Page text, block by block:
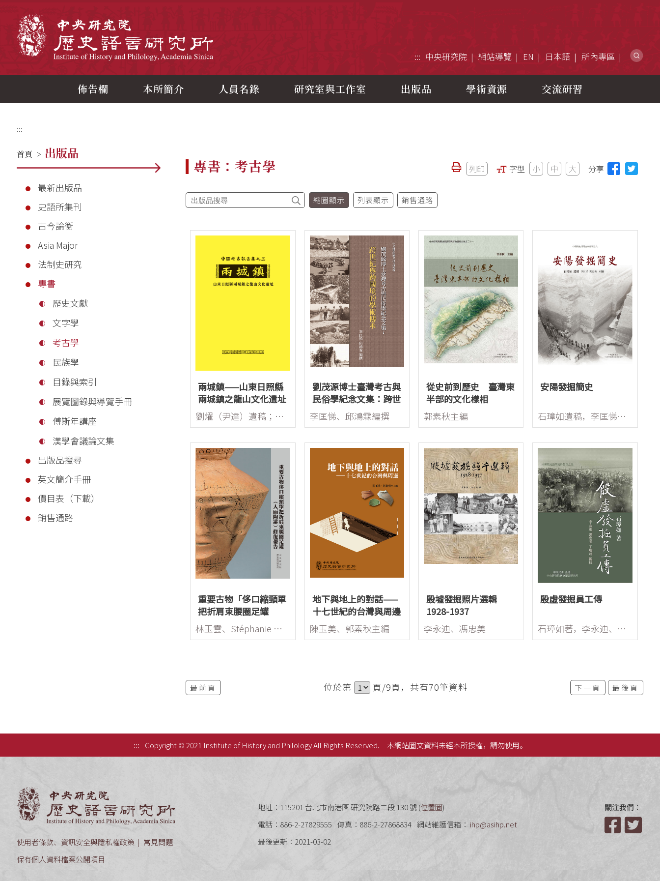
::: 中央研究院 網站導覽 EN 日本語 所內專區
佈告欄 本所簡介 人員名錄 研究室與工作室 出版品 學術資源 交流研習
:::
首頁 > 出版品
最新出版品
史語所集刊
古今論衡
Asia Major
法制史研究
專書
歷史文獻
文字學
考古學
民族學
目錄與索引
展覽圖錄與導覽手冊
傅斯年講座
漢學會議論文集
出版品搜尋
英文簡介手冊
價目表（下載）
銷售通路
專書：考古學 列印 字型 小 中 大 分享
縮圖顯示 列表顯示 銷售通路
兩城鎮——山東日照縣
兩城鎮之龍山文化遺址
劉燿（尹達）遺稿；李匡悌、欒豐實暨安陽工作室整理
劉茂源博士臺灣考古與
民俗學紀念文集：跨世
紀與跨國境的學術傳承
李匡悌、邱鴻霖編撰
從史前到歷史 臺灣東
半部的文化樣相
郭素秋主編
安陽發掘簡史
石璋如遺稿，李匡悌、馮忠美輯補
重要古物「侈口縮頸單
把折肩束腰圈足罐
（人面陶罐）」修復報
告
林玉雲、Stéphanie Nisole
地下與地上的對話——
十七世紀的台灣與周邊
陳玉美、郭素秋主編
殷墟發掘照片選輯
1928-1937
李永迪、馮忠美
殷虛發掘員工傳
石璋如著，李永迪、馮忠美、丁瑞茂編校
位於第 頁/9頁，共有70筆資料
最前頁 下一頁 最後頁
::: Copyright © 2021 Institute of History and Philology All Rights Reserved. 本網站圖文資料未經本所授權，請勿使用。
使用者條款、資訊安全與隱私權政策
常見問題
保有個人資料檔案公開項目
地址：115201 台北市南港區 研究院路二段 130 號 (位置圖)
電話：886-2-27829555 傳真：886-2-27868834 網站維護信箱： ihp@asihp.net
最後更新：2021-03-02
關注我們：
Facebook